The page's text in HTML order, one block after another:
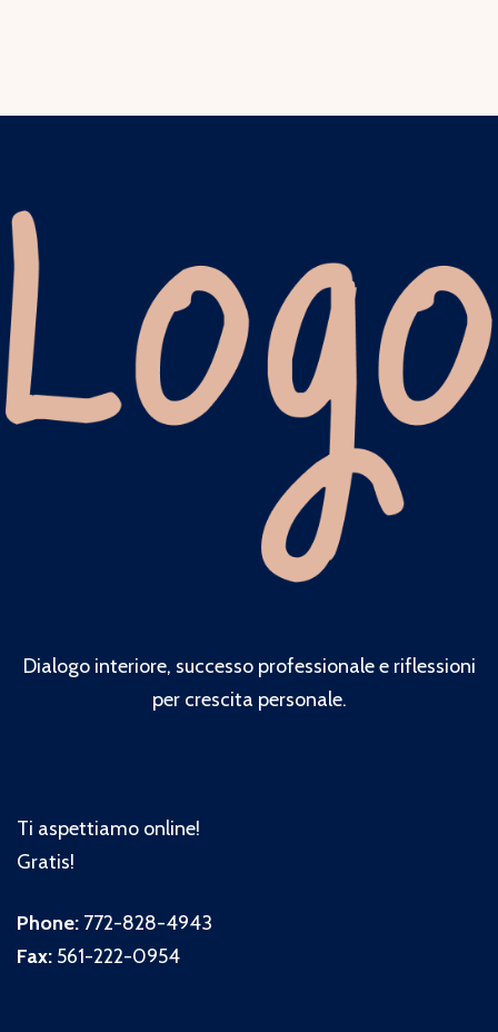
Dialogo interiore, successo professionale e riflessioni
per crescita personale.
Ti aspettiamo online!
Gratis!
Phone: 772-828-4943
Fax: 561-222-0954